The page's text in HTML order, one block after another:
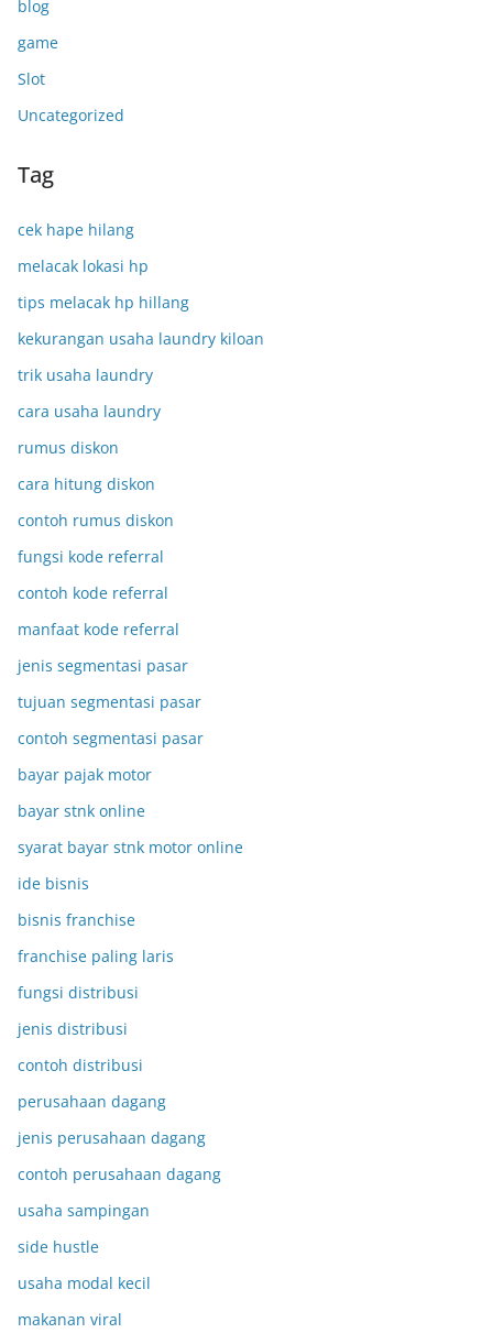
blog
game
Slot
Uncategorized
Tag
cek hape hilang
melacak lokasi hp
tips melacak hp hillang
kekurangan usaha laundry kiloan
trik usaha laundry
cara usaha laundry
rumus diskon
cara hitung diskon
contoh rumus diskon
fungsi kode referral
contoh kode referral
manfaat kode referral
jenis segmentasi pasar
tujuan segmentasi pasar
contoh segmentasi pasar
bayar pajak motor
bayar stnk online
syarat bayar stnk motor online
ide bisnis
bisnis franchise
franchise paling laris
fungsi distribusi
jenis distribusi
contoh distribusi
perusahaan dagang
jenis perusahaan dagang
contoh perusahaan dagang
usaha sampingan
side hustle
usaha modal kecil
makanan viral